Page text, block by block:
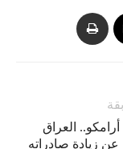
العراق
عن زيادة صادراته